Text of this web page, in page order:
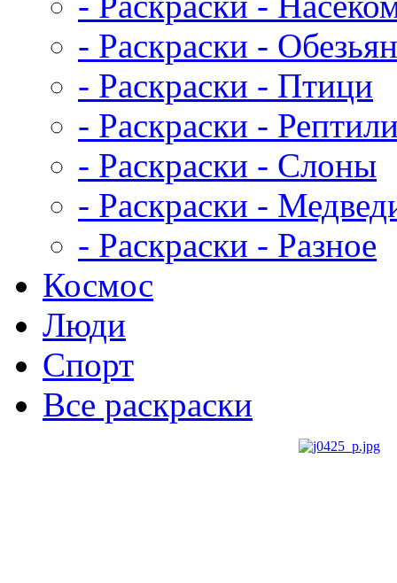
- Раскраски -
- Раскраски - Птици
- Раскраски -
- Раскраски - Слоны
- Раскраски -
- Раскраски - Разное
Космос
Люди
Спорт
Все раскраски